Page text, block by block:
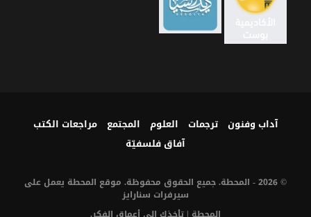
آداب وفنون ترجمات العلوم المجتمع
مراجعات الكتب
آفاق فلسفيّة‎
© 2026 - المحطة. جميع الحقوق محفوظة. موقع المحطة يعمل على
سيرفرات سنارايز